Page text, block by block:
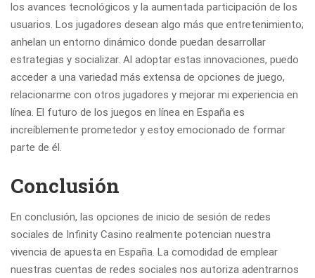
los avances tecnológicos y la aumentada participación de los
usuarios. Los jugadores desean algo más que entretenimiento;
anhelan un entorno dinámico donde puedan desarrollar
estrategias y socializar. Al adoptar estas innovaciones, puedo
acceder a una variedad más extensa de opciones de juego,
relacionarme con otros jugadores y mejorar mi experiencia en
línea. El futuro de los juegos en línea en España es
increíblemente prometedor y estoy emocionado de formar
parte de él.
Conclusión
En conclusión, las opciones de inicio de sesión de redes
sociales de Infinity Casino realmente potencian nuestra
vivencia de apuesta en España. La comodidad de emplear
nuestras cuentas de redes sociales nos autoriza adentrarnos